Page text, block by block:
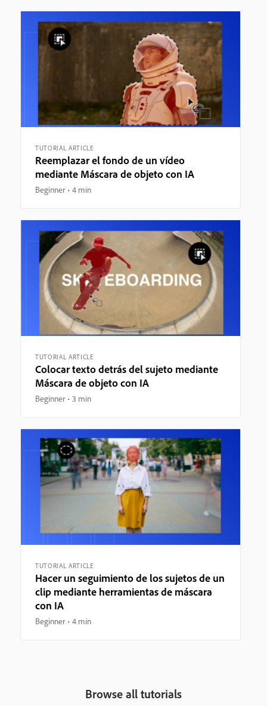
TUTORIAL ARTICLE
Reemplazar el fondo de un vídeo
mediante Máscara de objeto con IA
Beginner 4 min
TUTORIAL ARTICLE
Colocar texto detrás del sujeto mediante
Máscara de objeto con IA
Beginner 3 min
TUTORIAL ARTICLE
Hacer un seguimiento de los sujetos de un
clip mediante herramientas de máscara
con IA
Beginner 4 min
Browse all tutorials